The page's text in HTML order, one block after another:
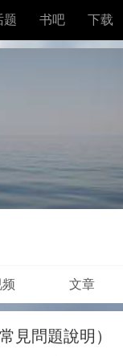
题 书吧 下载
文章
⾒問題說明）